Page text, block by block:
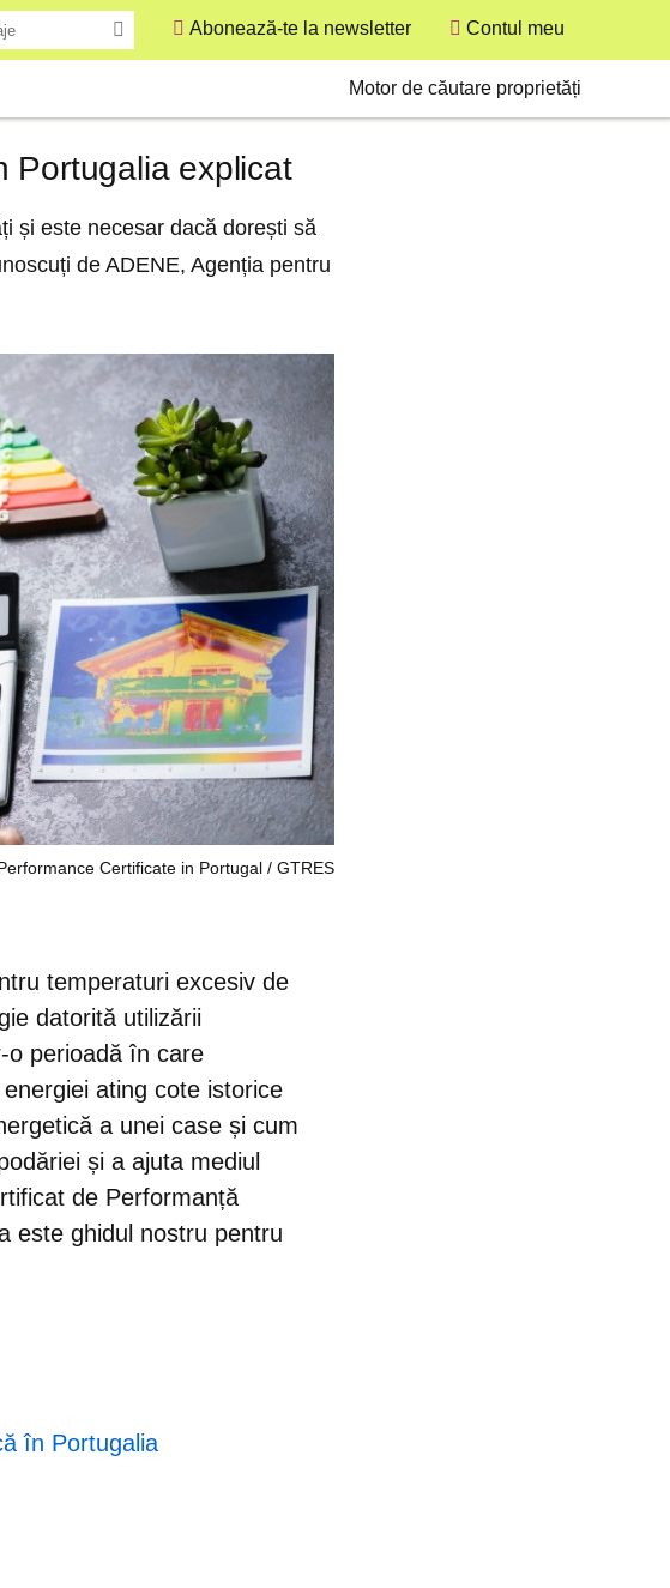
Abonează-te la newsletter
User
Contul meu
Motor de căutare proprietăți
Portugalia explicat
și este necesar dacă dorești să
de ADENE, Agenția pentru
Certificate in Portugal GTRES
temperaturi excesiv de
datorită utilizării
o perioadă în care
ating cote istorice
a unei case și cum
și a ajuta mediul
de Performanță
este ghidul nostru pentru
în Portugalia